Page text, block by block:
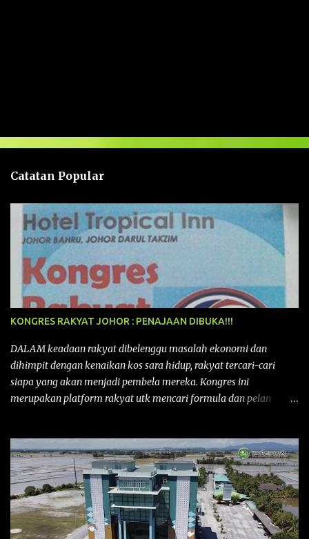
a
Catatan Popular
KONGRES RAKYAT JOHOR : PENAJAAN DIBUKA!!!
DALAM keadaan rakyat dibelenggu masalah ekonomi dan
dihimpit dengan kenaikan kos sara hidup, rakyat tercari-cari
siapa yang akan menjadi pembela mereka. Kongres ini
merupakan platform rakyat utk mencari formula dan pelan
pertama yang telah diadakan pada 12 September 2015 di Shah
Alam, Selangor, di peringkat kebangsaan dengan tema
“MEMBINA MALAYSIA SEJAHTERA”, Kongre s Rakyat di
peringkat negeri-negeri mula diadakan. Isu-isu rakyat yang telah
ditimbulkan di peringkat kebangsaan termasuklah isu-isu
ekonomi, sosial, pendidikan, pengurusan sumber, kesihatan,